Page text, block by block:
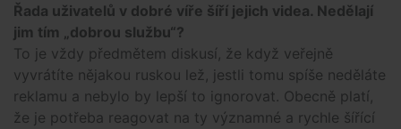
Řada uživatelů v dobré víře šíří jejich videa. Nedělají
jim tím „dobrou službu“?
To je vždy předmětem diskusí, že když veřejně
vyvrátíte nějakou ruskou lež, jestli tomu spíše neděláte
reklamu a nebylo by lepší to ignorovat. Obecně platí,
že je potřeba reagovat na ty významné a rychle šířící